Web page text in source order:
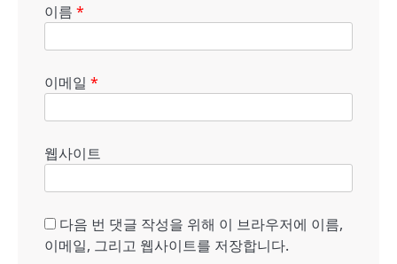
이름 *
이메일 *
웹사이트
다음 번 댓글 작성을 위해 이 브라우저에 이름,
이메일, 그리고 웹사이트를 저장합니다.